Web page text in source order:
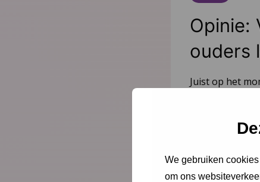
We gebruiken
om ons
Opinie:
ouders
Juist op het
Lees meer